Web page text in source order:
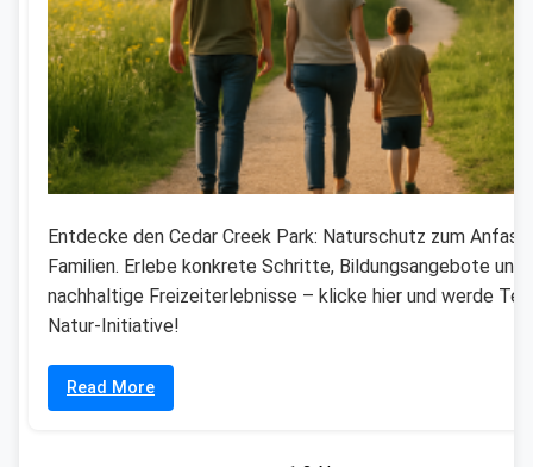
Entdecke den Cedar Creek Park: Naturschutz zum
Familien. Erlebe konkrete Schritte, Bildungsangebote und
nachhaltige Freizeiterlebnisse – klicke hier und werde
Natur-Initiative!
Read More